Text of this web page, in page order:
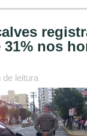
nos
de leitura